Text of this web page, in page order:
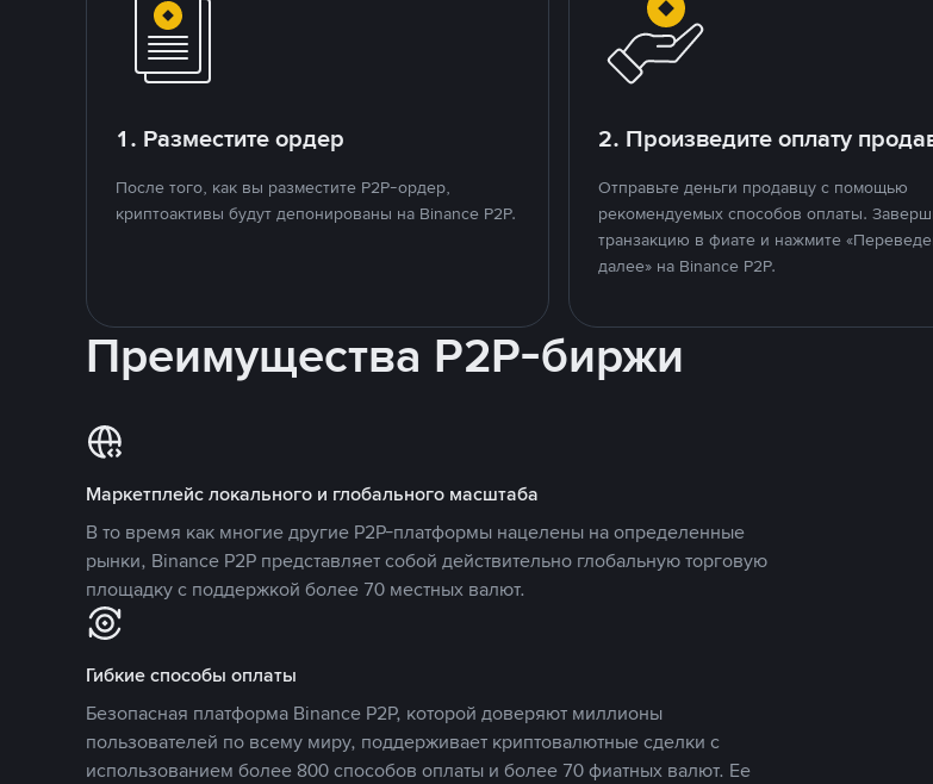
1. Разместите ордер
После того, как вы разместите P2P-ордер,
криптоактивы будут депонированы на Binance P2P.
2. Произведите оплату
Отправьте деньги продавцу с помощью
рекомендуемых способов оплаты.
транзакцию в фиате и нажмите
далее» на Binance P2P.
Преимущества P2P-биржи
Маркетплейс локального и глобального масштаба
В то время как многие другие P2P-платформы нацелены на определенные
рынки, Binance P2P представляет собой действительно глобальную торговую
площадку с поддержкой более 70 местных валют.
Гибкие способы оплаты
Безопасная платформа Binance P2P, которой доверяют миллионы
пользователей по всему миру, поддерживает криптовалютные сделки с
использованием более 800 способов оплаты и более 70 фиатных валют. Ее